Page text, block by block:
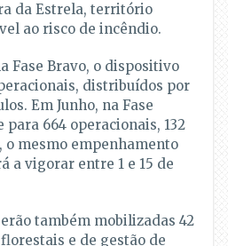
da Estrela, território
ao risco de incêndio.
Fase Bravo, o dispositivo
distribuídos por
Em Junho, na Fase
para 664 operacionais, 132
o mesmo empenhamento
a vigorar entre 1 e 15 de
também mobilizadas 42
e de gestão de